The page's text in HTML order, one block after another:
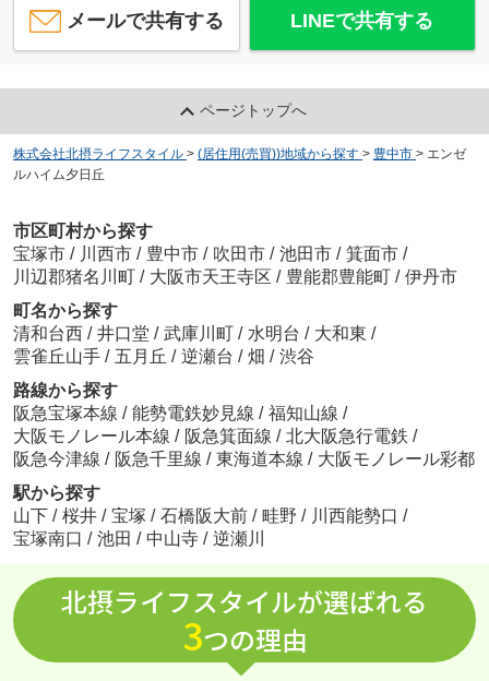
メールで共有する LINEで共有する
ページトップへ
株式会社北摂ライフスタイル > (居住用(売買))地域から探す > 豊中市 > エンゼ
ルハイム夕日丘
市区町村から探す
宝塚市 / 川西市 / 豊中市 / 吹田市 / 池田市 / 箕面市 /
川辺郡猪名川町 / 大阪市天王寺区 / 豊能郡豊能町 / 伊丹市
町名から探す
清和台西 / 井口堂 / 武庫川町 / 水明台 / 大和東 /
雲雀丘山手 / 五月丘 / 逆瀬台 / 畑 / 渋谷
路線から探す
阪急宝塚本線 / 能勢電鉄妙見線 / 福知山線 /
大阪モノレール本線 / 阪急箕面線 / 北大阪急行電鉄 /
阪急今津線 / 阪急千里線 / 東海道本線 / 大阪モノレール彩都
駅から探す
山下 / 桜井 / 宝塚 / 石橋阪大前 / 畦野 / 川西能勢口 /
宝塚南口 / 池田 / 中山寺 / 逆瀬川
北摂ライフスタイルが選ばれる
3つの理由